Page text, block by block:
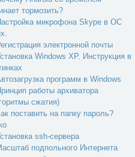
тормозить?
микрофона Skype в ОС
электронной почты
Windows XP. Инструкция в
программ в Windows
работы архиватора
сжатия)
поставить на папку пароль?
ssh-сервера
подпольного Интернета